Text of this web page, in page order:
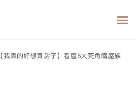
【我真的好想買房子】看屋6大死角購屋族